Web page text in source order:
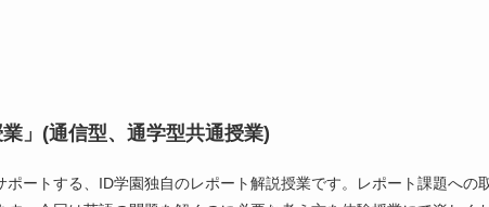
」(通信型、通学型共通授業)
ートする、ID学園独自のレポート解説授業です。レポート課題への